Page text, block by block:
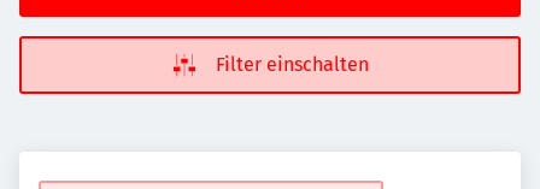
Filter einschalten